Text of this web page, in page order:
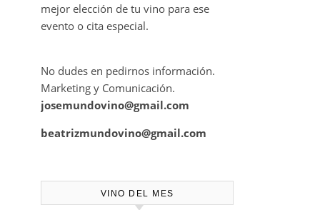
mejor elección de tu vino para ese
evento o cita especial.
No dudes en pedirnos información.
Marketing y Comunicación.
josemundovino@gmail.com
beatrizmundovino@gmail.com
VINO DEL MES